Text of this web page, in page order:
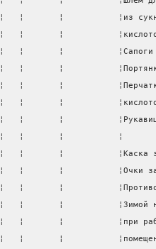
¦   ¦       ¦           ¦из
¦   ¦       ¦
¦   ¦       ¦           ¦Сапоги
¦   ¦       ¦
¦   ¦       ¦
¦   ¦       ¦
¦   ¦       ¦           ¦Рукавицы
¦   ¦       ¦           ¦
¦   ¦       ¦           ¦Каска
¦   ¦       ¦           ¦Очки
¦   ¦       ¦
¦   ¦       ¦           ¦Зимой
¦   ¦       ¦           ¦при
¦   ¦       ¦